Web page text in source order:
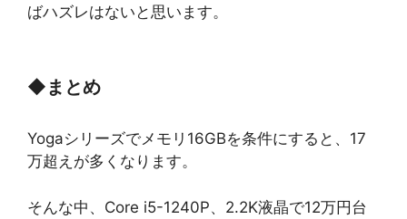
ばハズレはないと思います。
◆まとめ
Yogaシリーズでメモリ16GBを条件にすると、17
万超えが多くなります。
そんな中、Core i5-1240P、2.2K液晶で12万円台